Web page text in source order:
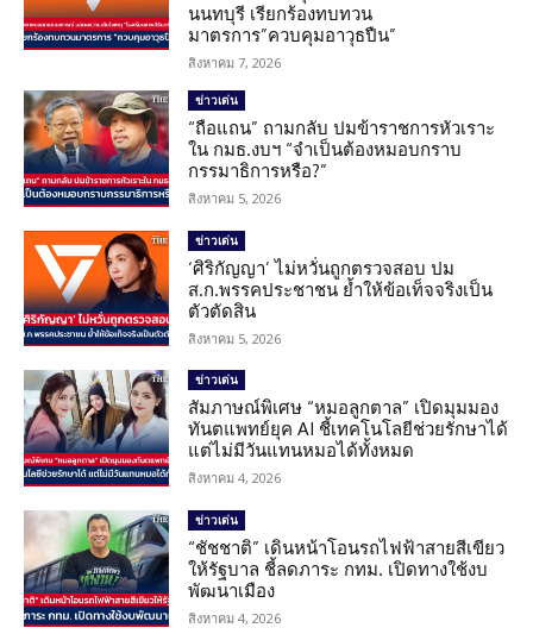
นนทบุรี เรียกร้องทบทวน
มาตรการ”ควบคุมอาวุธปืน”
สิงหาคม 7, 2026
ข่าวเด่น
“ถือแถน” ถามกลับ ปมข้าราชการหัวเราะ
ใน กมธ.งบฯ “จำเป็นต้องหมอบกราบ
กรรมาธิการหรือ?”
สิงหาคม 5, 2026
ข่าวเด่น
‘ศิริกัญญา’ ไม่หวั่นถูกตรวจสอบ ปม
ส.ก.พรรคประชาชน ย้ำให้ข้อเท็จจริงเป็น
ตัวตัดสิน
สิงหาคม 5, 2026
ข่าวเด่น
สัมภาษณ์พิเศษ “หมอลูกตาล” เปิดมุมมอง
ทันตแพทย์ยุค AI ชี้เทคโนโลยีช่วยรักษาได้
แต่ไม่มีวันแทนหมอได้ทั้งหมด
สิงหาคม 4, 2026
ข่าวเด่น
“ชัชชาติ” เดินหน้าโอนรถไฟฟ้าสายสีเขียว
ให้รัฐบาล ชี้ลดภาระ กทม. เปิดทางใช้งบ
พัฒนาเมือง
สิงหาคม 4, 2026